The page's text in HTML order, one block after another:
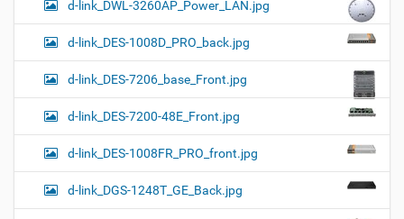
d-link_DWL-3260AP_Power_LAN.jpg
d-link_DES-1008D_PRO_back.jpg
d-link_DES-7206_base_Front.jpg
d-link_DES-7200-48E_Front.jpg
d-link_DES-1008FR_PRO_front.jpg
d-link_DGS-1248T_GE_Back.jpg